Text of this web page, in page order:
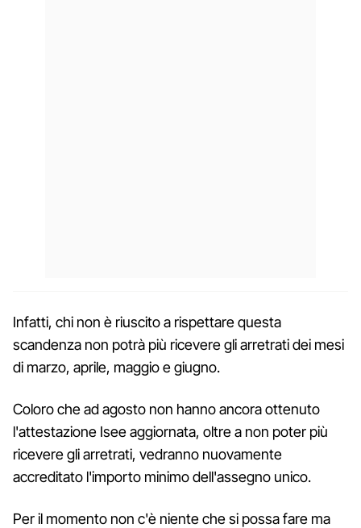
Infatti, chi non è riuscito a rispettare questa
scandenza non potrà più ricevere gli arretrati dei mesi
di marzo, aprile, maggio e giugno.
Coloro che ad agosto non hanno ancora ottenuto
l'attestazione Isee aggiornata, oltre a non poter più
ricevere gli arretrati, vedranno nuovamente
accreditato l'importo minimo dell'assegno unico.
Per il momento non c'è niente che si possa fare ma